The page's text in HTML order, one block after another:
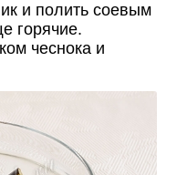
и полить соевым
горячие.
чеснока и